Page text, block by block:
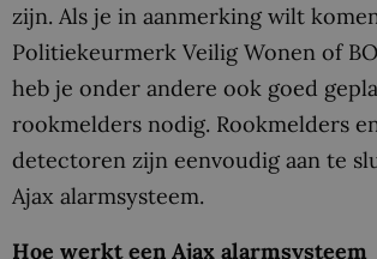
zijn. Als je in aanmerking wilt
Politiekeurmerk Veilig Wonen of
heb je onder andere ook goed
rookmelders nodig. Rookmelders
detectoren zijn eenvoudig aan te
Ajax alarmsysteem.
Hoe werkt een Ajax alarmsysteem